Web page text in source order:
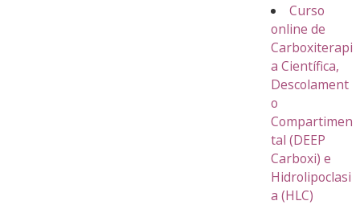
Curso
online de
Carboxiterapi
a Científica,
Descolament
o
Compartimen
tal (DEEP
Carboxi) e
Hidrolipoclasi
a (HLC)